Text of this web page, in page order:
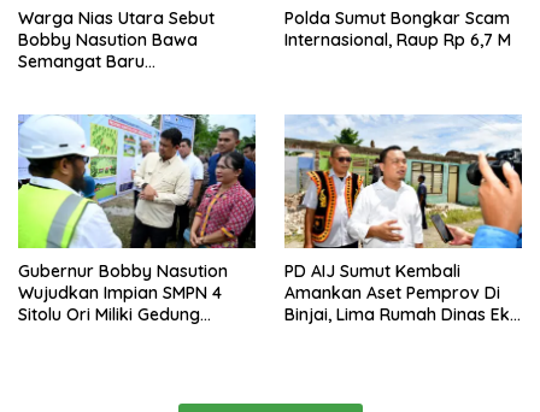
Warga Nias Utara Sebut
Bobby Nasution Bawa
Semangat Baru
Polda Sumut Bongkar Scam
Internasional, Raup Rp 6,7 M
Gubernur Bobby Nasution
Wujudkan Impian SMPN 4
Sitolu Ori Miliki Gedung
PD AIJ Sumut Kembali
Amankan Aset Pemprov Di
Binjai, Lima Rumah Dinas Eks